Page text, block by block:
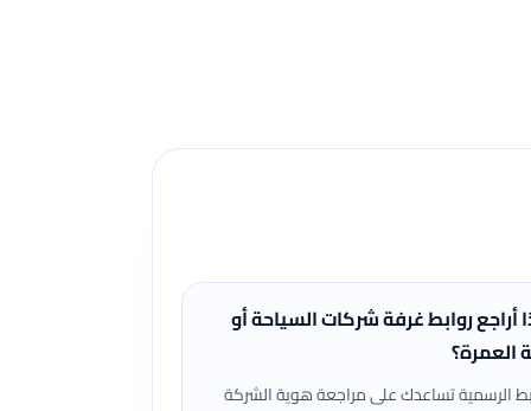
أراجع روابط غرفة شركات السياحة أو
العمرة؟
الرسمية تساعدك على مراجعة هوية الشركة